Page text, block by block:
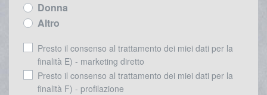
Donna
Altro
Presto il consenso al trattamento dei miei dati per la
finalità E) - marketing diretto
Presto il consenso al trattamento dei miei dati per la
finalità F) - profilazione